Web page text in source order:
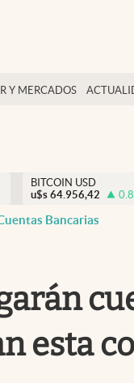
Y MERCADOS
BITCOIN USD
u$s 64.956,42
Bancarias
esta